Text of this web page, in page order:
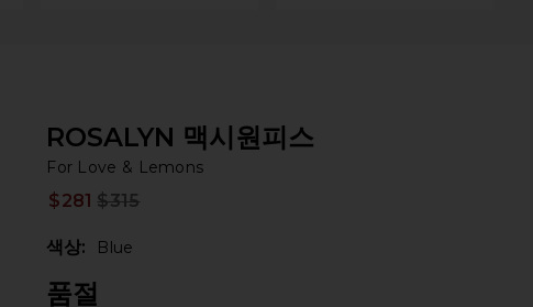
ROSALYN 맥시원피스
For Love & Lemons
$281 $315
색상: Blue
품절